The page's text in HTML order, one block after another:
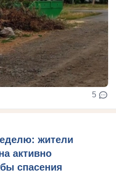
5
жители
активно
спасения